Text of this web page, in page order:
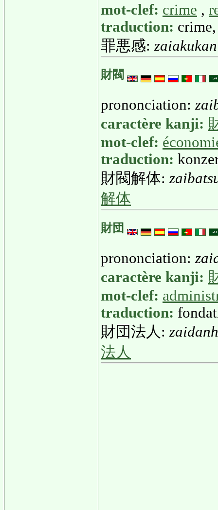
mot-clef: crime ,
traduction:
罪悪感: zaiakukan
財閥
prononciation:
caractère kanji:
mot-clef:
traduction:
財閥解体:
解体
財団
prononciation:
caractère kanji:
mot-clef:
traduction:
財団法人:
法人